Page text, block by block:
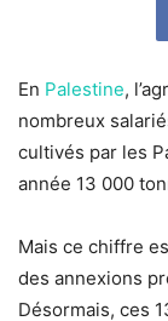
En Palestine,
nombreux
cultivés par les
année 13 000
Mais ce chiffre
des annexions
Désormais, ces